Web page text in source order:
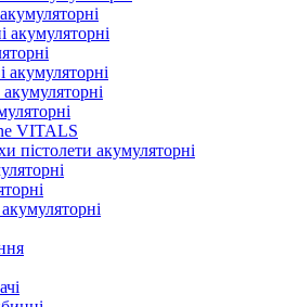
акумуляторні
акумуляторні
VITALS
пістолети акумуляторні